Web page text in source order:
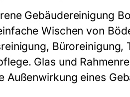
Gebäudereinigung
Wischen von
Büroreinigung,
Glas und
Außenwirkung eines